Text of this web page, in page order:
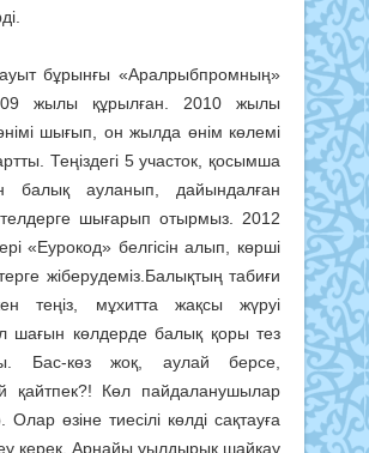
бұрынғы «Арал­рыбпромның»
жылы құ­рылған. 2010 жылы
шы­ғып, он жылда өнім көлемі
Теңіздегі 5 участок, қо­сым­ша
балық ауланып, да­­йындалған
шы­ға­рып отырмыз. 2012
«Еурокод» белгісін алып, көрші
жіберудеміз.Балықтың табиғи
теңіз, мұхитта жақсы жүруі
шағын көлдерде балық қоры тез
Бас-көз жоқ, аулай берсе,
қайтпек?! Көл пайдаланушылар
Олар өзіне тиесілі көлді сақтауға
керек. Арнайы уылдырық шайқау